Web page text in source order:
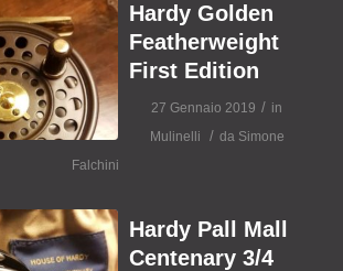
Hardy Golden
Featherweight
First Edition
27 Gennaio 2019 / in
Mulinelli
/ da Simone
Falchini
Hardy Pall Mall
Centenary 3/4